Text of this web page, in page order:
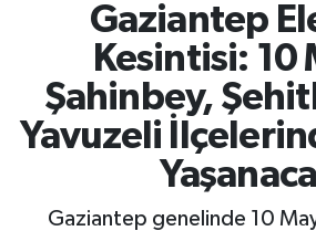
Gaziantep
Kesintisi: 10
Şahinbey,
Yavuzeli
Gaziantep genelinde 10